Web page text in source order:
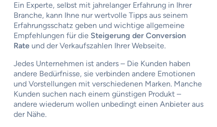
Ein Experte, selbst mit jahrelanger Erfahrung in Ihrer
Branche, kann Ihne nur wertvolle Tipps aus seinem
Erfahrungsschatz geben und wichtige allgemeine
Empfehlungen für die Steigerung der Conversion
Rate und der Verkaufszahlen Ihrer Webseite.
Jedes Unternehmen ist anders – Die Kunden haben
andere Bedürfnisse, sie verbinden andere Emotionen
und Vorstellungen mit verschiedenen Marken. Manche
Kunden suchen nach einem günstigen Produkt –
andere wiederum wollen unbedingt einen Anbieter aus
der Nähe.